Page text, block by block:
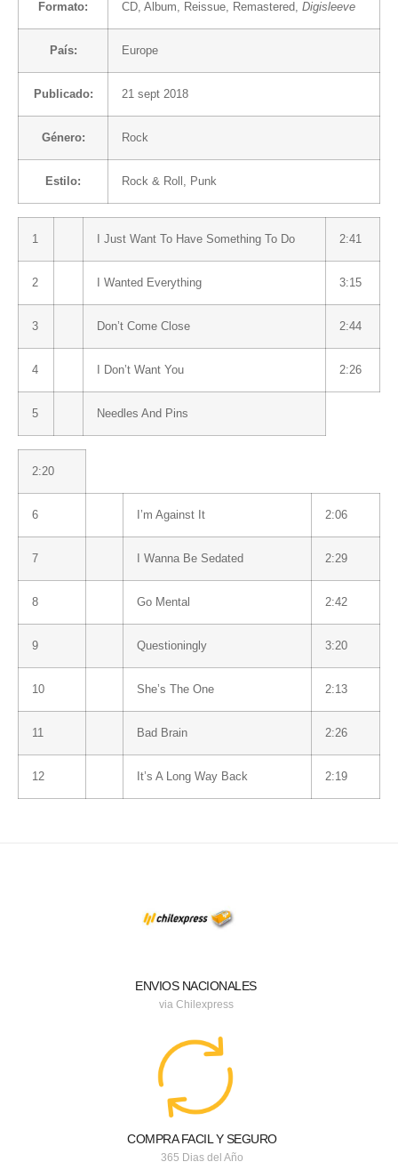
Formato: CD, Album, Reissue, Remastered, Digisleeve
País: Europe
Publicado: 21 sept 2018
Género: Rock
Estilo: Rock & Roll , Punk
1 I Just Want To Have Something To Do 2:41
2 I Wanted Everything 3:15
3 Don’t Come Close 2:44
4 I Don’t Want You 2:26
5 Needles And Pins
2:20
6 I’m Against It 2:06
7 I Wanna Be Sedated 2:29
8 Go Mental 2:42
9 Questioningly 3:20
10 She’s The One 2:13
11 Bad Brain 2:26
12 It’s A Long Way Back 2:19
ENVIOS NACIONALES
via Chilexpress
COMPRA FACIL Y SEGURO
365 Dias del Año